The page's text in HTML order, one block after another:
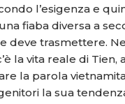
l’esigenza e
fiaba diversa a
deve trasmettere.
la vita reale di Tien,
la parola
la sua